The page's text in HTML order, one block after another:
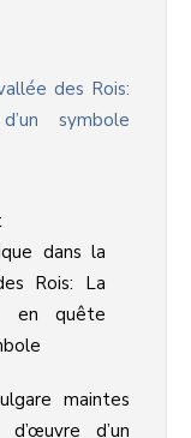
des Rois:
symbole
maintes
d’un